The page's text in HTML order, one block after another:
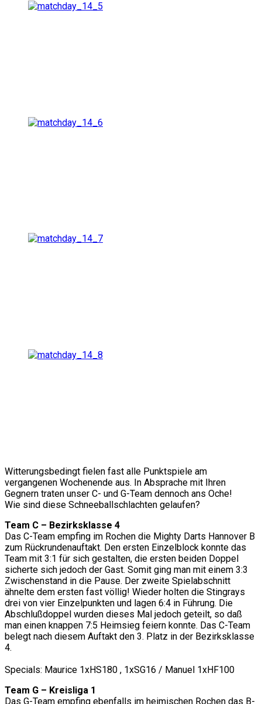
Witterungsbedingt fielen fast alle Punktspiele am
vergangenen Wochenende aus. In Absprache mit Ihren
Gegnern traten unser C- und G-Team dennoch ans Oche!
Wie sind diese Schneeballschlachten gelaufen?
Team C – Bezirksklasse 4
Das C-Team empfing im Rochen die Mighty Darts Hannover B
zum Rückrundenauftakt. Den ersten Einzelblock konnte das
Team mit 3:1 für sich gestalten, die ersten beiden Doppel
sicherte sich jedoch der Gast. Somit ging man mit einem 3:3
Zwischenstand in die Pause. Der zweite Spielabschnitt
ähnelte dem ersten fast völlig! Wieder holten die Stingrays
drei von vier Einzelpunkten und lagen 6:4 in Führung. Die
Abschlußdoppel wurden dieses Mal jedoch geteilt, so daß
man einen knappen 7:5 Heimsieg feiern konnte. Das C-Team
belegt nach diesem Auftakt den 3. Platz in der Bezirksklasse
4.
Specials: Maurice 1xHS180 , 1xSG16 / Manuel 1xHF100
Team G – Kreisliga 1
Das G-Team empfing ebenfalls im heimischen Rochen das B-